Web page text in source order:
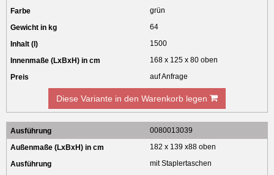
grün
64
1500
168 x 125 x 80 oben
auf Anfrage
Diese Variante in den Warenkorb legen
0080013039
182 x 139 x88 oben
mit Staplertaschen